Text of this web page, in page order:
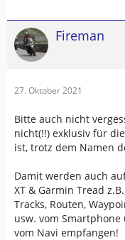
Fireman
27. Oktober 2021
Bitte auch nicht
nicht(!!) exklusiv für
ist, trotz dem Namen
Damit werden auch
XT & Garmin Tread
Tracks, Routen,
usw. vom
vom Navi empfangen!